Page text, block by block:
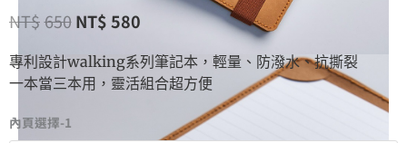
NT$650 NT$580
專利設計walking系列筆記本，輕量、防潑水、抗撕裂
一本當三本用，靈活組合超方便
內頁選擇-1